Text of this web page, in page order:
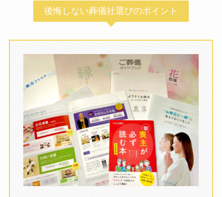
後悔しない葬儀社選びのポイント